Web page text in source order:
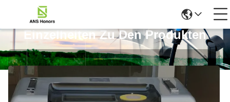
Einzelheiten Zu Den Produkten